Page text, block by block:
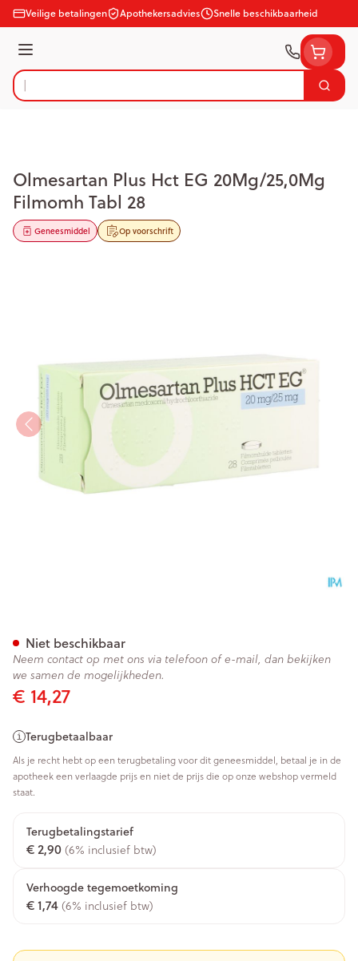
Ga naar de inhoud
Veilige betalingen Apothekersadvies Snelle beschikbaarheid
Menu
Product, merk, categorie...
Zoek
Olmesartan Plus Hct EG 20Mg/25,0Mg
Filmomh Tabl 28
Op voorschrift
Geneesmiddel
€ 14,27
Terugbetaalbaar
Als je recht hebt op een terugbetaling voor dit geneesmiddel, betaal je in de
apotheek een verlaagde prijs en niet de prijs die op onze webshop vermeld
staat.
Terugbetalingstarief
€ 2,90(6% inclusief btw)
Verhoogde tegemoetkoming
€ 1,74(6% inclusief btw)
Niet beschikbaar
Neem contact op met ons via telefoon of e-mail, dan bekijken
we samen de mogelijkheden.